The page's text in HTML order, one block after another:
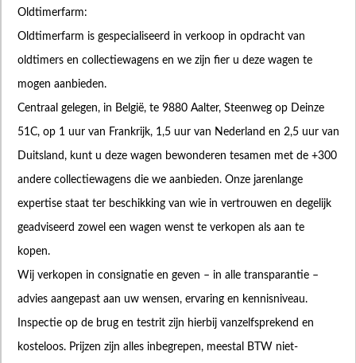
Oldtimerfarm:
Oldtimerfarm is gespecialiseerd in verkoop in opdracht van
oldtimers en collectiewagens en we zijn fier u deze wagen te
mogen aanbieden.
Centraal gelegen, in België, te 9880 Aalter, Steenweg op Deinze
51C, op 1 uur van Frankrijk, 1,5 uur van Nederland en 2,5 uur van
Duitsland, kunt u deze wagen bewonderen tesamen met de +300
andere collectiewagens die we aanbieden. Onze jarenlange
expertise staat ter beschikking van wie in vertrouwen en degelijk
geadviseerd zowel een wagen wenst te verkopen als aan te
kopen.
Wij verkopen in consignatie en geven – in alle transparantie –
advies aangepast aan uw wensen, ervaring en kennisniveau.
Inspectie op de brug en testrit zijn hierbij vanzelfsprekend en
kosteloos. Prijzen zijn alles inbegrepen, meestal BTW niet-